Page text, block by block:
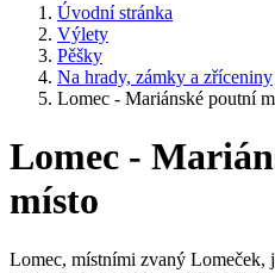
Úvodní stránka
Výlety
Pěšky
Na hrady, zámky a zříceniny
Lomec - Mariánské poutní
Lomec -
místo
Lomec, místními zvaný Lomeček,